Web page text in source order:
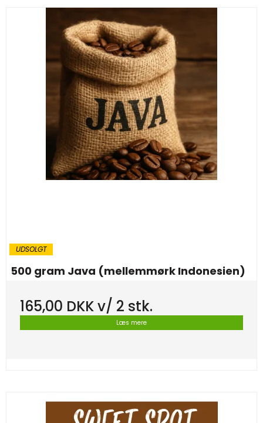
UDSOLGT
500 gram Java (mellemmørk Indonesien)
165,00 DKKv/ 2 stk.
Læs mere